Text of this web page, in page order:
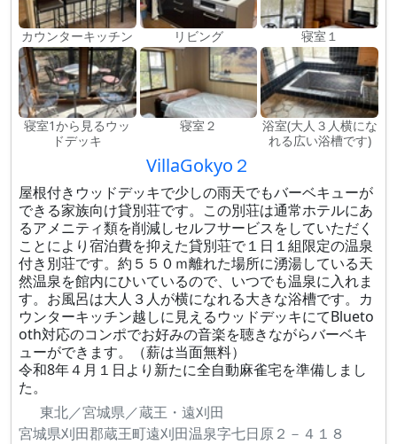
カウンターキッチン リビング 寝室１
寝室1から見るウッ
ドデッキ
寝室２
浴室(大人３人横にな
れる広い浴槽です)
VillaGokyo２
屋根付きウッドデッキで少しの雨天でもバーベキューが
できる家族向け貸別荘です。この別荘は通常ホテルにあ
るアメニティ類を削減しセルフサービスをしていただく
ことにより宿泊費を抑えた貸別荘で１日１組限定の温泉
付き別荘です。約５５０ｍ離れた場所に湧湯している天
然温泉を館内にひいているので、いつでも温泉に入れま
す。お風呂は大人３人が横になれる大きな浴槽です。カ
ウンターキッチン越しに見えるウッドデッキにてBlueto
oth対応のコンポでお好みの音楽を聴きながらバーベキ
ューができます。（薪は当面無料）
令和8年４月１日より新たに全自動麻雀宅を準備しまし
た。
東北／宮城県／蔵王・遠刈田
宮城県刈田郡蔵王町遠刈田温泉字七日原２－４１８